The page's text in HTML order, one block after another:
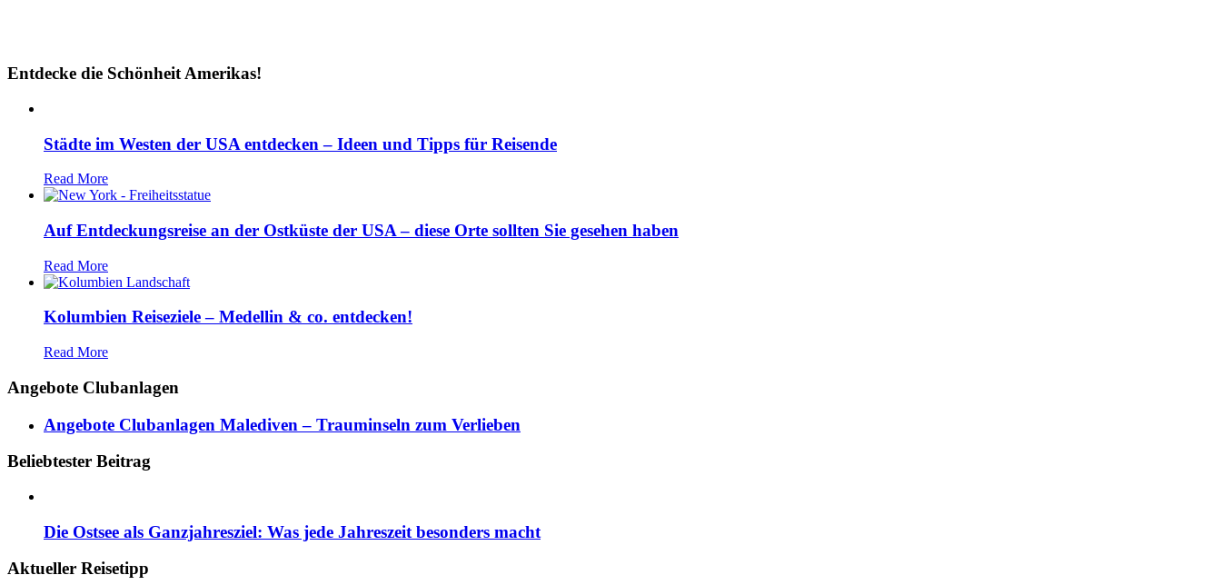
Entdecke die Schönheit Amerikas!
Städte im Westen der USA entdecken – Ideen und Tipps für Reisende
Read More
Auf Entdeckungsreise an der Ostküste der USA – diese Orte sollten Sie gesehen haben
Read More
Kolumbien Reiseziele – Medellin & co. entdecken!
Read More
Angebote Clubanlagen
Angebote Clubanlagen Malediven – Trauminseln zum Verlieben
Beliebtester Beitrag
Die Ostsee als Ganzjahresziel: Was jede Jahreszeit besonders macht
Aktueller Reisetipp